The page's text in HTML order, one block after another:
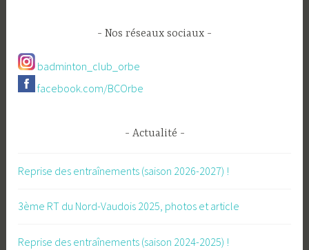
Nos réseaux sociaux
badminton_club_orbe
facebook.com/BCOrbe
Actualité
Reprise des entraînements (saison 2026-2027) !
3ème RT du Nord-Vaudois 2025, photos et article
Reprise des entraînements (saison 2024-2025) !